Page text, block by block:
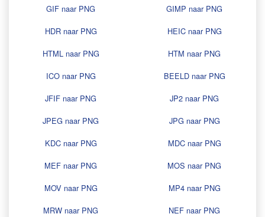
GIF naar PNG
GIMP naar PNG
HDR naar PNG
HEIC naar PNG
HTML naar PNG
HTM naar PNG
ICO naar PNG
BEELD naar PNG
JFIF naar PNG
JP2 naar PNG
JPEG naar PNG
JPG naar PNG
KDC naar PNG
MDC naar PNG
MEF naar PNG
MOS naar PNG
MOV naar PNG
MP4 naar PNG
MRW naar PNG
NEF naar PNG